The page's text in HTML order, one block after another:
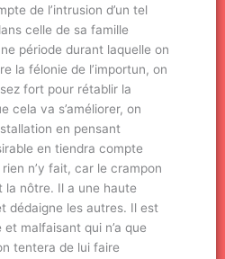
de l’intrusion d’un tel
celle de sa famille
période durant laquelle on
la félonie de l’importun, on
fort pour rétablir la
cela va s’améliorer, on
en pensant
en tiendra compte
n’y fait, car le crampon
la nôtre. Il a une haute
dédaigne les autres. Il est
malfaisant qui n’a que
tentera de lui faire